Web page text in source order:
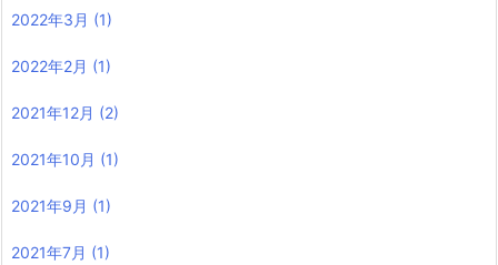
2022年3月 (1)
2022年2月 (1)
2021年12月 (2)
2021年10月 (1)
2021年9月 (1)
2021年7月 (1)